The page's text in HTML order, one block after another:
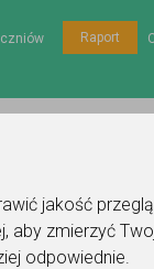
jakość
, aby zmierzyć
odpowiednie
Raport